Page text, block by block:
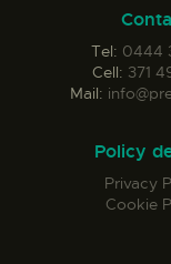
Tel: 0444
Cell: 371
Mail:
Policy
Privacy
Cookie